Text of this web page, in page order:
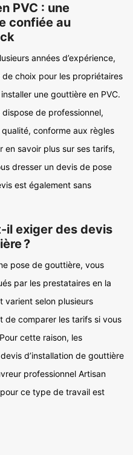
PVC : une
confiée au
années d’expérience,
choix pour les propriétaires
une gouttière en PVC.
de professionnel,
conforme aux règles
en savoir plus sur ses tarifs,
dresser un devis de pose
est également sans
il exiger des devis
?
pose de gouttière, vous
par les prestataires en la
varient selon plusieurs
de comparer les tarifs si vous
cette raison, les
d’installation de gouttière
professionnel Artisan
ce type de travail est